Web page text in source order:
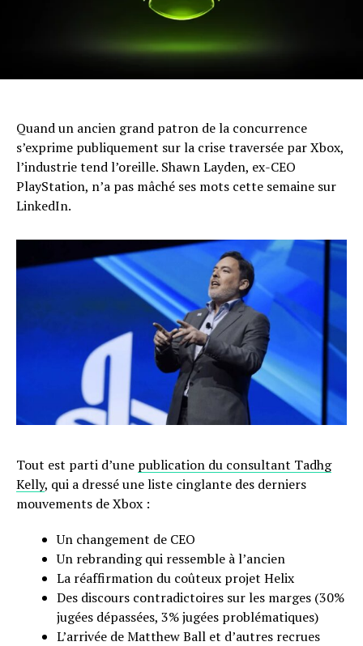
Quand un ancien grand patron de la concurrence
s’exprime publiquement sur la crise traversée par Xbox,
l’industrie tend l’oreille. Shawn Layden, ex-CEO
PlayStation, n’a pas mâché ses mots cette semaine sur
LinkedIn.
Tout est parti d’une publication du consultant Tadhg
Kelly, qui a dressé une liste cinglante des derniers
mouvements de Xbox :
Un changement de CEO
Un rebranding qui ressemble à l’ancien
La réaffirmation du coûteux projet Helix
Des discours contradictoires sur les marges (30%
jugées dépassées, 3% jugées problématiques)
L’arrivée de Matthew Ball et d’autres recrues